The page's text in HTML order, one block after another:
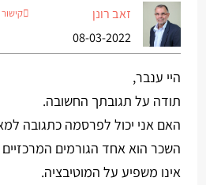
זאב רונן
08-03-2022
היי ענבר,
תודה על תגובתך החשובה.
האם אני יכול לפרסמה כתגובה
השכר הוא אחד הגורמים
אינו משפיע על המוטיבציה.